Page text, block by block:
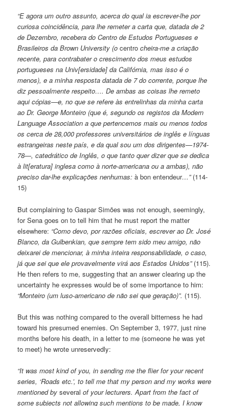
“E agora um outro assunto, acerca do qual ia escrever-lhe por
curiosa coincidência, para lhe remeter a carta que, datada de 2
de Dezembro, recebera do Centro de Estudos Portugueses e
Brasileiros da Brown University (ocentro cheira-me a criação
recente, para contrabater o crescimento dos meus estudos
portugueses na Univ[ersidade] da Califórnia, mas isso é o
menos), e a minha resposta datada de 7 do corrente, porque lhe
diz pessoalmente respeito…. De ambas as coisas lhe remeto
aqui cópias—e, no que se refere às entrelinhas da minha carta
ao Dr. George Monteiro (que é, segundo os registos da Modern
Language Association a que pertencemos mais ou menos todos
os cerca de 28,000 professores universitários de inglês e línguas
estrangeiras neste país, e da qual sou um dos dirigentes—1974-
78—, catedrático de Inglês, o que tanto quer dizer que se dedica
à lit[eratura] inglesa como à norte-americana ou a ambas), não
preciso dar-lhe explicações nenhumas:à bon entendeur…”(114-
15)
But complaining to Gaspar Simões was not enough, seemingly,
for Sena goes on to tell him that he must report the matter
elsewhere: “Como devo, por razões oficiais, escrever ao Dr. José
Blanco, da Gulbenkian, que sempre tem sido meu amigo, não
deixarei de mencionar, à minha inteira responsabilidade, o caso,
já que sei que ele provavelmente virá aos Estados Unidos”(115).
He then refers to me, suggesting that an answer clearing up the
uncertainty he expresses would be of some importance to him:
“Monteiro (um luso-americano de não sei que geração)”. (115).
But this was nothing compared to the overall bitterness he had
toward his presumed enemies. On September 3, 1977, just nine
months before his death, in a letter to me (someone he was yet
to meet) he wrote unreservedly:
“It was most kind of you, in sending me the flier for your recent
series, ‘Roads etc.’, to tell me that my person and my works were
mentioned byseveral of your lecturers. Apart from the fact of
some subjects not allowing such mentions to be made, I know